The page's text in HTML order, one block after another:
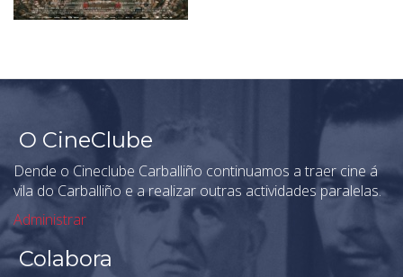
O CineClube
Dende o Cineclube Carballiño continuamos a traer cine á
vila do Carballiño e a realizar outras actividades paralelas.
Administrar
Colabora